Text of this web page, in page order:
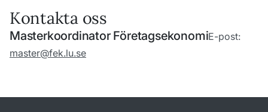
Kontakta oss
Masterkoordinator FöretagsekonomiE-post:
master@fek.lu.se